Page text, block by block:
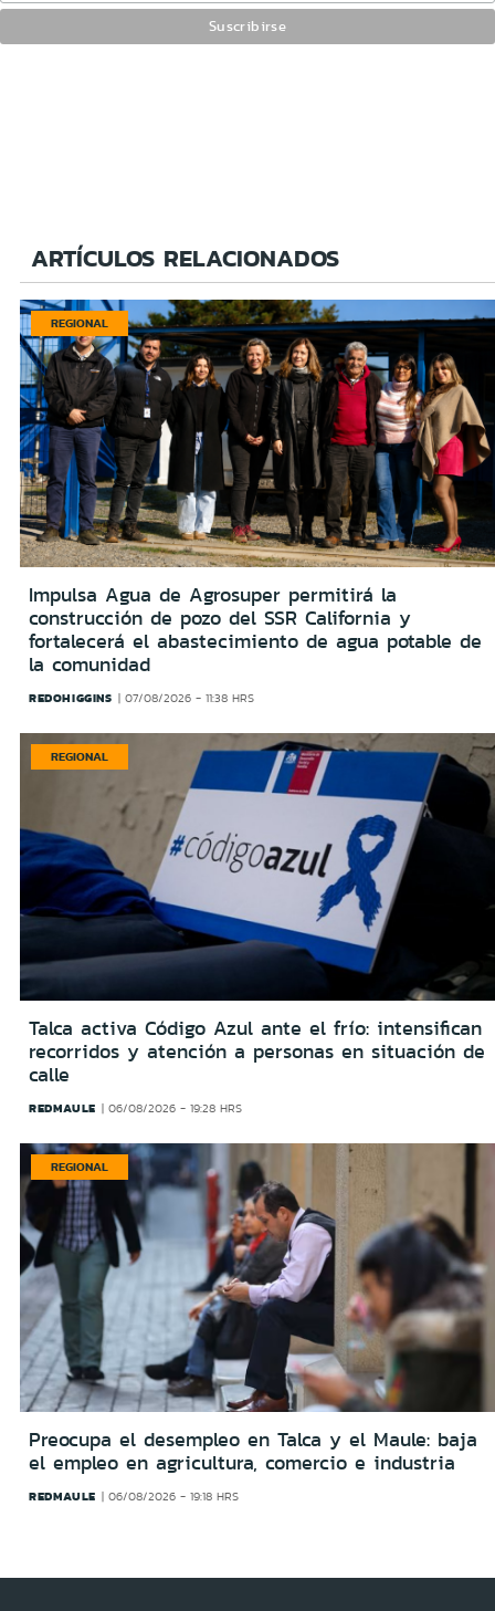
ARTÍCULOS RELACIONADOS
REGIONAL
Impulsa Agua de Agrosuper permitirá la
construcción de pozo del SSR California y
fortalecerá el abastecimiento de agua potable de
la comunidad
REDOHIGGINS 07/08/2026 - 11:38 HRS
REGIONAL
Talca activa Código Azul ante el frío: intensifican
recorridos y atención a personas en situación de
calle
REDMAULE 06/08/2026 - 19:28 HRS
REGIONAL
Preocupa el desempleo en Talca y el Maule: baja
el empleo en agricultura, comercio e industria
REDMAULE 06/08/2026 - 19:18 HRS